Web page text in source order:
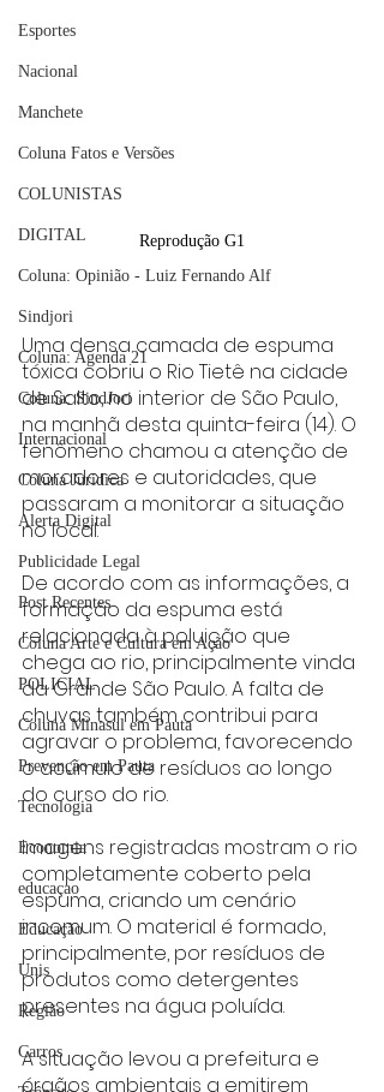
Esportes
Nacional
Manchete
Coluna Fatos e Versões
COLUNISTAS
DIGITAL
Coluna: Opinião - Luiz Fernando Alf
Sindjori
Coluna: Agenda 21
Coluna: SindJori
Internacional
Coluna Jurídica
Alerta Digital
Publicidade Legal
Post Recentes
Coluna Arte e Cultura em Ação
POLICIAL
Coluna Minasul em Pauta
Prevenção em Pauta
Tecnologia
Economia
educaçao
Educação
Unis
Região
Carros
Reprodução G1
Uma densa camada de espuma
tóxica cobriu o Rio Tietê na cidade
de Salto, no interior de São Paulo,
na manhã desta quinta-feira (14). O
fenômeno chamou a atenção de
moradores e autoridades, que
passaram a monitorar a situação
no local.
De acordo com as informações, a
formação da espuma está
relacionada à poluição que
chega ao rio, principalmente vinda
da Grande São Paulo. A falta de
chuvas também contribui para
agravar o problema, favorecendo
o acúmulo de resíduos ao longo
do curso do rio.
Imagens registradas mostram o rio
completamente coberto pela
espuma, criando um cenário
incomum. O material é formado,
principalmente, por resíduos de
produtos como detergentes
presentes na água poluída.
A situação levou a prefeitura e
órgãos ambientais a emitirem